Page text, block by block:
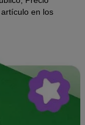
en los